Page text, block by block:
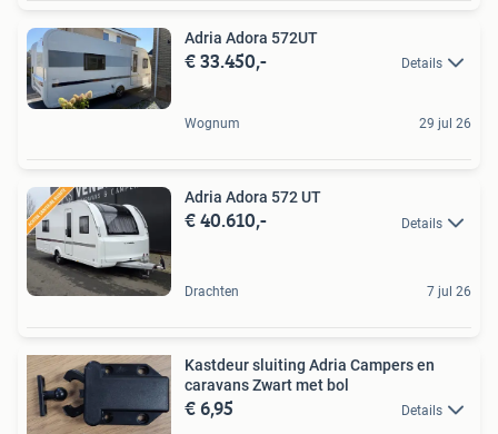
Adria Adora 572UT
€ 33.450,- Details
Wognum 29 jul 26
Adria Adora 572 UT
€ 40.610,- Details
Drachten 7 jul 26
Kastdeur sluiting Adria Campers en
caravans Zwart met bol
€ 6,95 Details